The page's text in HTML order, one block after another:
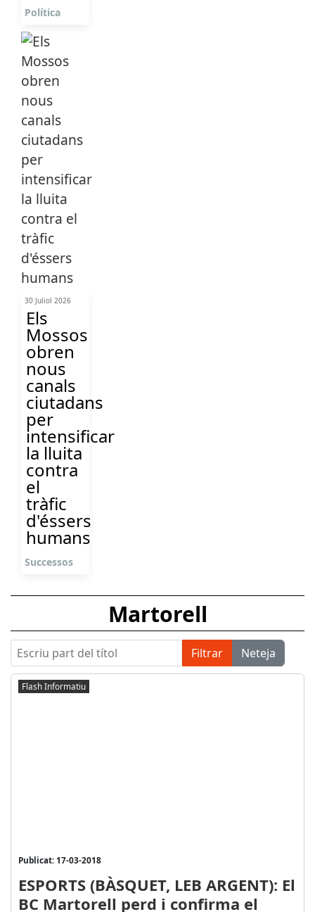
Política
30 Juliol 2026
Els
Mossos
obren
nous
canals
ciutadans
per
intensificar
la lluita
contra
el
tràfic
d'éssers
humans
Successos
Martorell
Escriu part del títol Filtrar Neteja
Flash Informatiu
Publicat: 17-03-2018
ESPORTS (BÀSQUET, LEB ARGENT): El
BC Martorell perd i confirma el